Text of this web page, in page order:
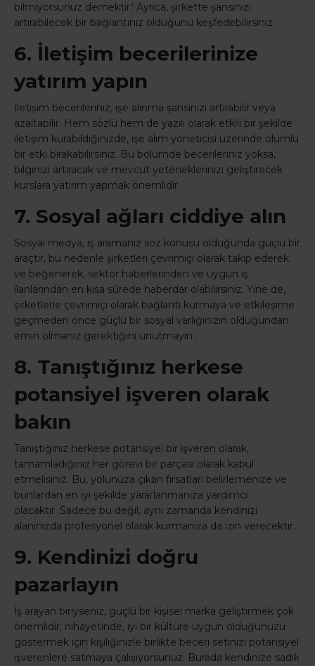
bilmiyorsunuz demektir.' Ayrıca, şirkette şansınızı
artırabilecek bir bağlantınız olduğunu keşfedebilirsiniz.
6. İletişim becerilerinize
yatırım yapın
İletişim becerileriniz, işe alınma şansınızı artırabilir veya
azaltabilir. Hem sözlü hem de yazılı olarak etkili bir şekilde
iletişim kurabildiğinizde, işe alım yöneticisi üzerinde olumlu
bir etki bırakabilirsiniz. Bu bölümde becerileriniz yoksa,
bilginizi artıracak ve mevcut yeteneklerinizi geliştirecek
kurslara yatırım yapmak önemlidir.
7. Sosyal ağları ciddiye alın
Sosyal medya, iş aramanız söz konusu olduğunda güçlü bir
araçtır, bu nedenle şirketleri çevrimiçi olarak takip ederek
ve beğenerek, sektör haberlerinden ve uygun iş
ilanlarından en kısa sürede haberdar olabilirsiniz. Yine de,
şirketlerle çevrimiçi olarak bağlantı kurmaya ve etkileşime
geçmeden önce güçlü bir sosyal varlığınızın olduğundan
emin olmanız gerektiğini unutmayın .
8. Tanıştığınız herkese
potansiyel işveren olarak
bakın
Tanıştığınız herkese potansiyel bir işveren olarak,
tamamladığınız her görevi bir parçası olarak kabul
etmelisiniz. Bu, yolunuza çıkan fırsatları belirlemenize ve
bunlardan en iyi şekilde yararlanmanıza yardımcı
olacaktır. Sadece bu değil, aynı zamanda kendinizi
alanınızda profesyonel olarak kurmanıza da izin verecektir.
9. Kendinizi doğru
pazarlayın
İş arayan biriyseniz, güçlü bir kişisel marka geliştirmek çok
önemlidir; nihayetinde, iyi bir kültüre uygun olduğunuzu
göstermek için kişiliğinizle birlikte beceri setinizi potansiyel
işverenlere satmaya çalışıyorsunuz. Burada kendinize sadık